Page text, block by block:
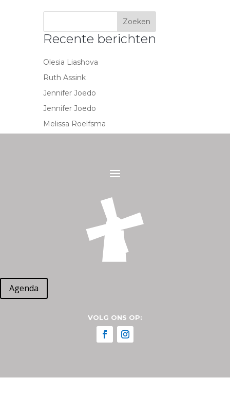
Recente berichten
Olesia Liashova
Ruth Assink
Jennifer Joedo
Jennifer Joedo
Melissa Roelfsma
Agenda
VOLG ONS OP: